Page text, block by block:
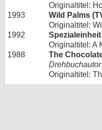
Originaltitel:
1993
Wild Palms
Originaltitel:
1992
Spezialeinheit
Originaltitel: A
1988
The
Drehbuchautor
Originaltitel: